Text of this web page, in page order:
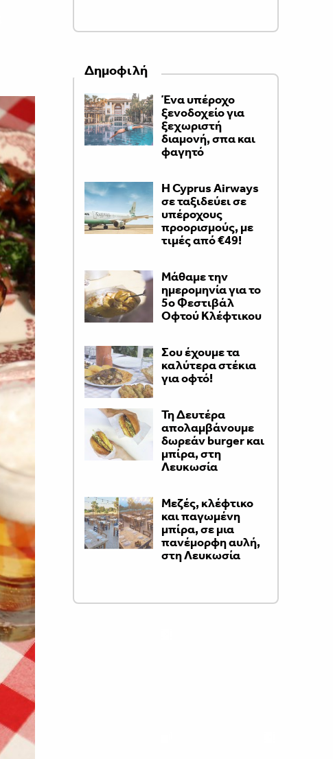
Δημοφιλή
Ένα υπέροχο
ξενοδοχείο για
ξεχωριστή
διαμονή, σπα και
φαγητό
H Cyprus Airways
σε ταξιδεύει σε
υπέροχους
προορισμούς, με
τιμές από €49!
Μάθαμε την
ημερομηνία για το
5ο Φεστιβάλ
Οφτού Κλέφτικου
Σου έχουμε τα
καλύτερα στέκια
για οφτό!
Τη Δευτέρα
απολαμβάνουμε
δωρεάν burger και
μπίρα, στη
Λευκωσία
Μεζές, κλέφτικο
και παγωμένη
μπίρα, σε μια
πανέμορφη αυλή,
στη Λευκωσία